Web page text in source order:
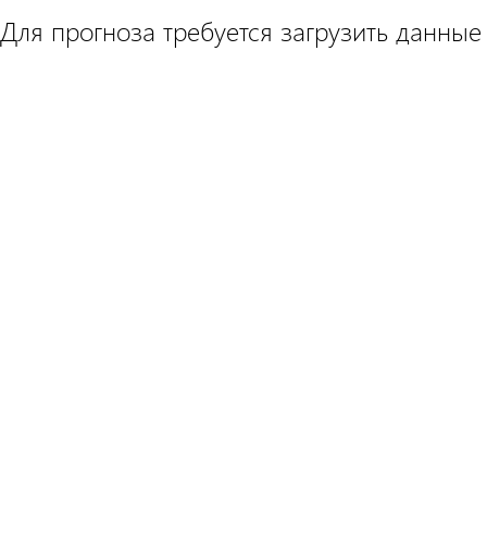
Для прогноза требуется загрузить